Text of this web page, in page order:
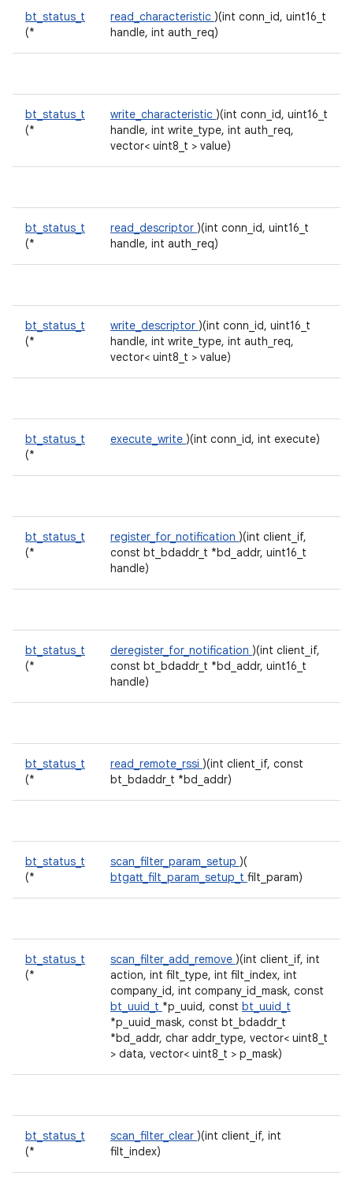
bt_status_t
(*
read_characteristic )(int conn_id, uint16_t
handle, int auth_req)
bt_status_t
(*
write_characteristic )(int conn_id, uint16_t
handle, int write_type, int auth_req,
vector< uint8_t > value)
bt_status_t
(*
read_descriptor )(int conn_id, uint16_t
handle, int auth_req)
bt_status_t
(*
write_descriptor )(int conn_id, uint16_t
handle, int write_type, int auth_req,
vector< uint8_t > value)
bt_status_t
(*
execute_write )(int conn_id, int execute)
bt_status_t
(*
register_for_notification )(int client_if,
const bt_bdaddr_t *bd_addr, uint16_t
handle)
bt_status_t
(*
deregister_for_notification )(int client_if,
const bt_bdaddr_t *bd_addr, uint16_t
handle)
bt_status_t
(*
read_remote_rssi )(int client_if, const
bt_bdaddr_t *bd_addr)
bt_status_t
(*
scan_filter_param_setup )(
btgatt_filt_param_setup_t filt_param)
bt_status_t
(*
scan_filter_add_remove )(int client_if, int
action, int filt_type, int filt_index, int
company_id, int company_id_mask, const
bt_uuid_t *p_uuid, const bt_uuid_t
*p_uuid_mask, const bt_bdaddr_t
*bd_addr, char addr_type, vector< uint8_t
> data, vector< uint8_t > p_mask)
bt_status_t
(*
scan_filter_clear )(int client_if, int
filt_index)